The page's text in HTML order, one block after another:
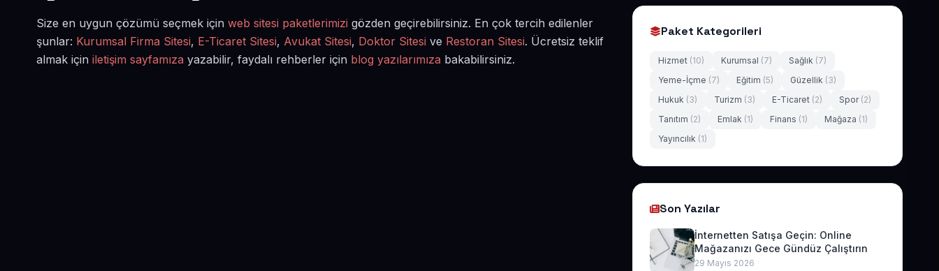
Size en uygun çözümü seçmek için web sitesi paketlerimizi gözden geçirebilirsiniz. En çok tercih edilenler
şunlar: Kurumsal Firma Sitesi, E-Ticaret Sitesi, Avukat Sitesi, Doktor Sitesi ve Restoran Sitesi. Ücretsiz teklif
almak için iletişim sayfamıza yazabilir, faydalı rehberler için blog yazılarımıza bakabilirsiniz.
Paket Kategorileri
Hizmet (10) Kurumsal (7) Sağlık (7)
Yeme-İçme (7) Eğitim (5) Güzellik (3)
Hukuk (3) Turizm (3) E-Ticaret (2) Spor (2)
Tanıtım (2) Emlak (1) Finans (1) Mağaza (1)
Yayıncılık (1)
Son Yazılar
İnternetten Satışa Geçin: Online
Mağazanızı Gece Gündüz Çalıştırın
29 Mayıs 2026